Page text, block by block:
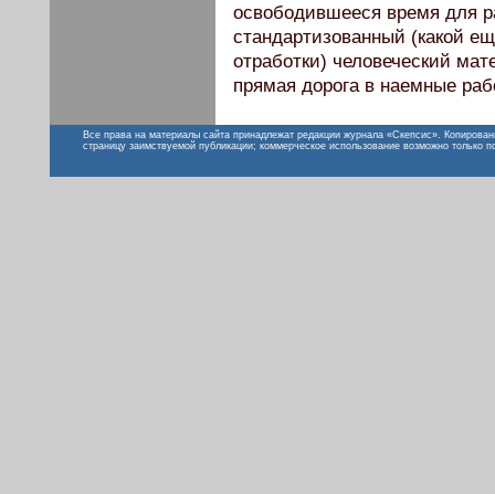
освободившееся время для
стандартизованный (какой
отработки) человеческий
прямая дорога в наемные
Все права на материалы сайта принадлежат редакции журнала «Скепсис».
страницу заимствуемой публикации; коммерческое использование возможно только